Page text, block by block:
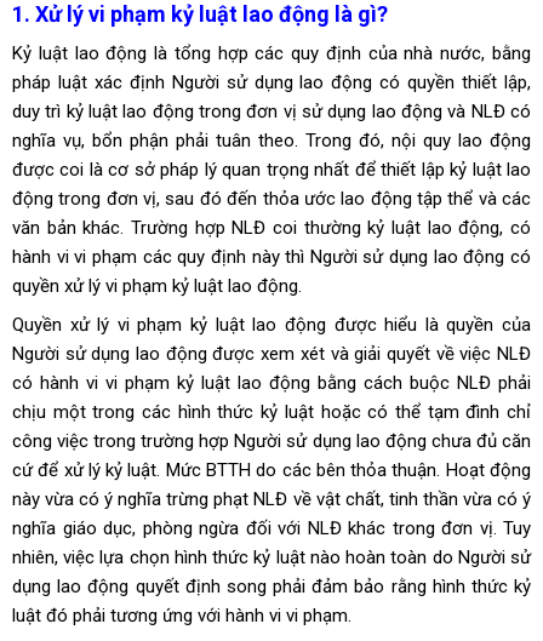
1. Xử lý vi phạm kỷ luật lao động là gì?
Kỷ luật lao động là tổng hợp các quy định của nhà nước, bằng
pháp luật xác định Người sử dụng lao động có quyền thiết lập,
duy trì kỷ luật lao động trong đơn vị sử dụng lao động và NLĐ có
nghĩa vụ, bổn phận phải tuân theo. Trong đó, nội quy lao động
được coi là cơ sở pháp lý quan trọng nhất để thiết lập kỷ luật lao
động trong đơn vị, sau đó đến thỏa ước lao động tập thể và các
văn bản khác. Trường hợp NLĐ coi thường kỷ luật lao động, có
hành vi vi phạm các quy định này thì Người sử dụng lao động có
quyền xử lý vi phạm kỷ luật lao động.
Quyền xử lý vi phạm kỷ luật lao động được hiểu là quyền của
Người sử dụng lao động được xem xét và giải quyết về việc NLĐ
có hành vi vi phạm kỷ luật lao động bằng cách buộc NLĐ phải
chịu một trong các hình thức kỷ luật hoặc có thể tạm đình chỉ
công việc trong trường hợp Người sử dụng lao động chưa đủ căn
cứ để xử lý kỷ luật. Mức BTTH do các bên thỏa thuận. Hoạt động
này vừa có ý nghĩa trừng phạt NLĐ về vật chất, tinh thần vừa có ý
nghĩa giáo dục, phòng ngừa đối với NLĐ khác trong đơn vị. Tuy
nhiên, việc lựa chọn hình thức kỷ luật nào hoàn toàn do Người sử
dụng lao động quyết định song phải đảm bảo rằng hình thức kỷ
luật đó phải tương ứng với hành vi vi phạm.